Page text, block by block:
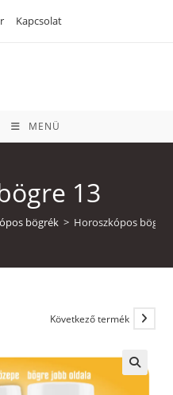
Kapcsolat
MENÜ
13
bögrék > Horoszkópos bögre
Következő termék